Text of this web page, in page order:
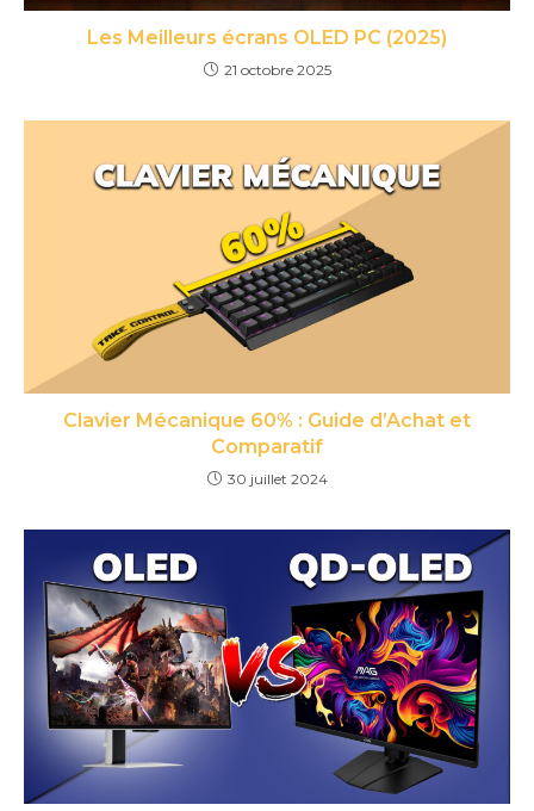
Les Meilleurs écrans OLED PC (2025)
21 octobre 2025
Clavier Mécanique 60% : Guide d’Achat et
Comparatif
30 juillet 2024